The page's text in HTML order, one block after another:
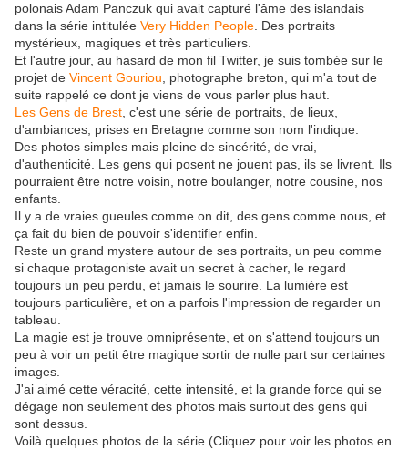
polonais Adam Panczuk qui avait capturé l'âme des islandais
dans la série intitulée Very Hidden People . Des portraits
mystérieux, magiques et très particuliers.
Et l'autre jour, au hasard de mon fil Twitter, je suis tombée sur le
projet de Vincent Gouriou , photographe breton, qui m'a tout de
suite rappelé ce dont je viens de vous parler plus haut.
Les Gens de Brest , c'est une série de portraits, de lieux,
d'ambiances, prises en Bretagne comme son nom l'indique.
Des photos simples mais pleine de sincérité, de vrai,
d'authenticité. Les gens qui posent ne jouent pas, ils se livrent. Ils
pourraient être notre voisin, notre boulanger, notre cousine, nos
enfants.
Il y a de vraies gueules comme on dit, des gens comme nous, et
ça fait du bien de pouvoir s'identifier enfin.
Reste un grand mystere autour de ses portraits, un peu comme
si chaque protagoniste avait un secret à cacher, le regard
toujours un peu perdu, et jamais le sourire. La lumière est
toujours particulière, et on a parfois l'impression de regarder un
tableau.
La magie est je trouve omniprésente, et on s'attend toujours un
peu à voir un petit être magique sortir de nulle part sur certaines
images.
J'ai aimé cette véracité, cette intensité, et la grande force qui se
dégage non seulement des photos mais surtout des gens qui
sont dessus.
Voilà quelques photos de la série (Cliquez pour voir les photos en